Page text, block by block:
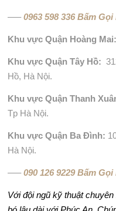
—–0963 598 336 Bấm Gọi
Khu vực Quận Hoàng
Khu vực Quận Tây Hồ:
Hồ, Hà Nội.
Khu vực Quận Thanh
Tp Hà Nội.
Khu vực Quận Ba Đình:
Hà Nội.
—–090 126 9229 Bấm Gọi
Với đội ngũ kỹ thuật